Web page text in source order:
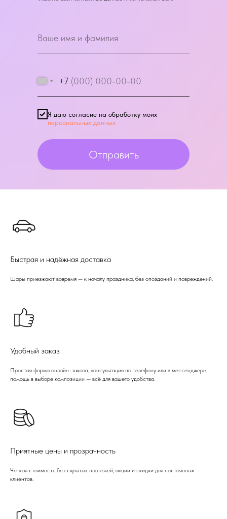
+7
Я даю согласие на обработку моих
персональных данных
Отправить
Быстрая и надёжная доставка
Шары приезжают вовремя — к началу праздника, без опозданий и повреждений.
Удобный заказ
Простая форма онлайн-заказа, консультация по телефону или в мессенджере,
помощь в выборе композиции — всё для вашего удобства.
Приятные цены и прозрачность
Четкая стоимость без скрытых платежей, акции и скидки для постоянных
клиентов.